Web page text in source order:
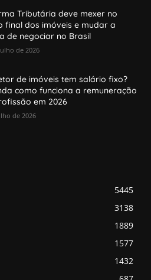
Tributária deve mexer no
final dos imóveis e mudar a
de negociar no Brasil
de 2026
de imóveis tem salário fixo?
como funciona a remuneração
em 2026
de 2026
5445
3138
1889
1577
1432